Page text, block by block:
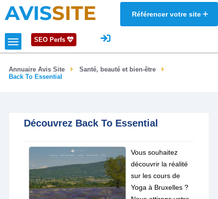
AVISSITE Référencer votre site
SEO Perfs
Annuaire Avis Site
Santé, beauté et bien-être
Back To Essential
Découvrez Back To Essential
Vous souhaitez
découvrir la réalité
sur les cours de
Yoga à Bruxelles ?